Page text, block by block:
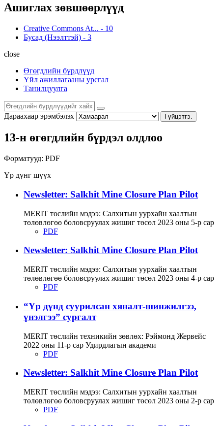
Ашиглах зөвшөөрлүүд
Creative Commons At... - 10
Бусад (Нээлттэй) - 3
close
Өгөгдлийн бүрдлүүд
Үйл ажиллагааны урсгал
Танилцуулга
Дараахаар эрэмбэлэх Гүйцэтгэ.
13-н өгөгдлийн бүрдэл олдлоо
Форматууд: PDF
Үр дүнг шүүх
Newsletter: Salkhit Mine Closure Plan Pilot
MERIT төслийн мэдээ: Салхитын уурхайн хаалтын
төлөвлөгөө боловсруулах жишиг төсөл 2023 оны 5-р сар
PDF
Newsletter: Salkhit Mine Closure Plan Pilot
MERIT төслийн мэдээ: Салхитын уурхайн хаалтын
төлөвлөгөө боловсруулах жишиг төсөл 2023 оны 4-р сар
PDF
“Үр дүнд суурилсан хяналт-шинжилгээ,
үнэлгээ” сургалт
MERIT төслийн техникийн зөвлөх: Рэймонд Жервейс
2022 оны 11-р сар Удирдлагын академи
PDF
Newsletter: Salkhit Mine Closure Plan Pilot
MERIT төслийн мэдээ: Салхитын уурхайн хаалтын
төлөвлөгөө боловсруулах жишиг төсөл 2023 оны 2-р сар
PDF